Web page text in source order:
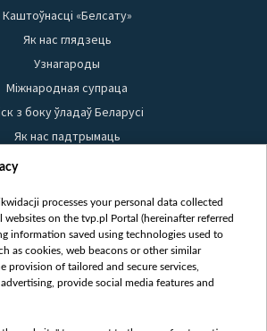
Каштоўнасці «Белсату»
Як нас глядзець
Узнагароды
Міжнародная супраца
з боку ўладаў Беларусі
Як нас падтрымаць
выкарыстання матэрыялаў
Бяспека
Youtube
Белсат news
Белсат Shorts
processes your personal data collected
on the tvp.pl Portal (hereinafter referred
information saved using technologies used to
as cookies, web beacons or other similar
provision of tailored and secure services,
provide social media features and